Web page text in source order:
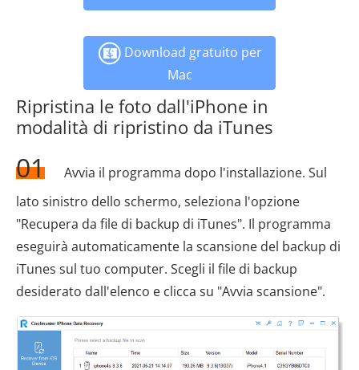
Download gratuito per
Mac
Ripristina le foto dall'iPhone in
modalità di ripristino da iTunes
01
Avvia il programma dopo l'installazione. Sul
lato sinistro dello schermo, seleziona l'opzione
"Recupera da file di backup di iTunes". Il programma
eseguirà automaticamente la scansione del backup di
iTunes sul tuo computer. Scegli il file di backup
desiderato dall'elenco e clicca su "Avvia scansione".